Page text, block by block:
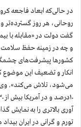
در حالی‌که ابعاد فاجعه
روحانی، هر روز گسترده‌تر
گفت دولت در «مقابله با
و چه در زمینه حفظ سلامت
کشورها پیشرفت‌های
انکار و تضعیف این موضوع
می‌شود، تلاش می‌کند». وی
آوری بالاتری را به نمایش
تورم و گرانی در ایران